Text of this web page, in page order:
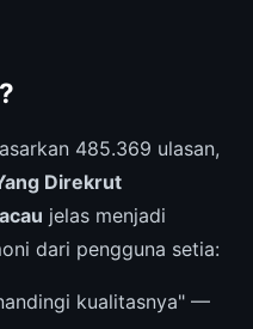
485.369 ulasan,
Direkrut
jelas menjadi
dari pengguna setia:
kualitasnya" —